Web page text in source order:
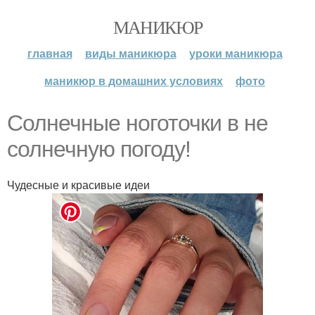
МАНИКЮР
главная виды маникюра
уроки маникюра
маникюр в домашних условиях
фото
Солнечные ноготочки в не
солнечную погоду!
Чудесные и красивые идеи